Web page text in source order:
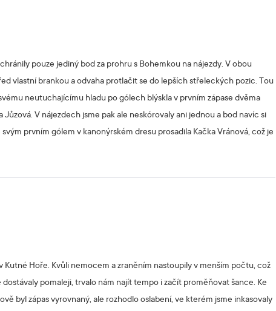
pouze jediný bod za prohru s Bohemkou na nájezdy. V obou
vlastní brankou a odvaha protlačit se do lepších střeleckých pozic. Tou
neutuchajícímu hladu po gólech blýskla v prvním zápase dvěma
V nájezdech jsme pak ale neskórovaly ani jednou a bod navíc si
prvním gólem v kanonýrském dresu prosadila Kačka Vránová, což je
Kutné Hoře. Kvůli nemocem a zraněním nastoupily v menším počtu, což
pomaleji, trvalo nám najít tempo i začít proměňovat šance. Ke
byl zápas vyrovnaný, ale rozhodlo oslabení, ve kterém jsme inkasovaly